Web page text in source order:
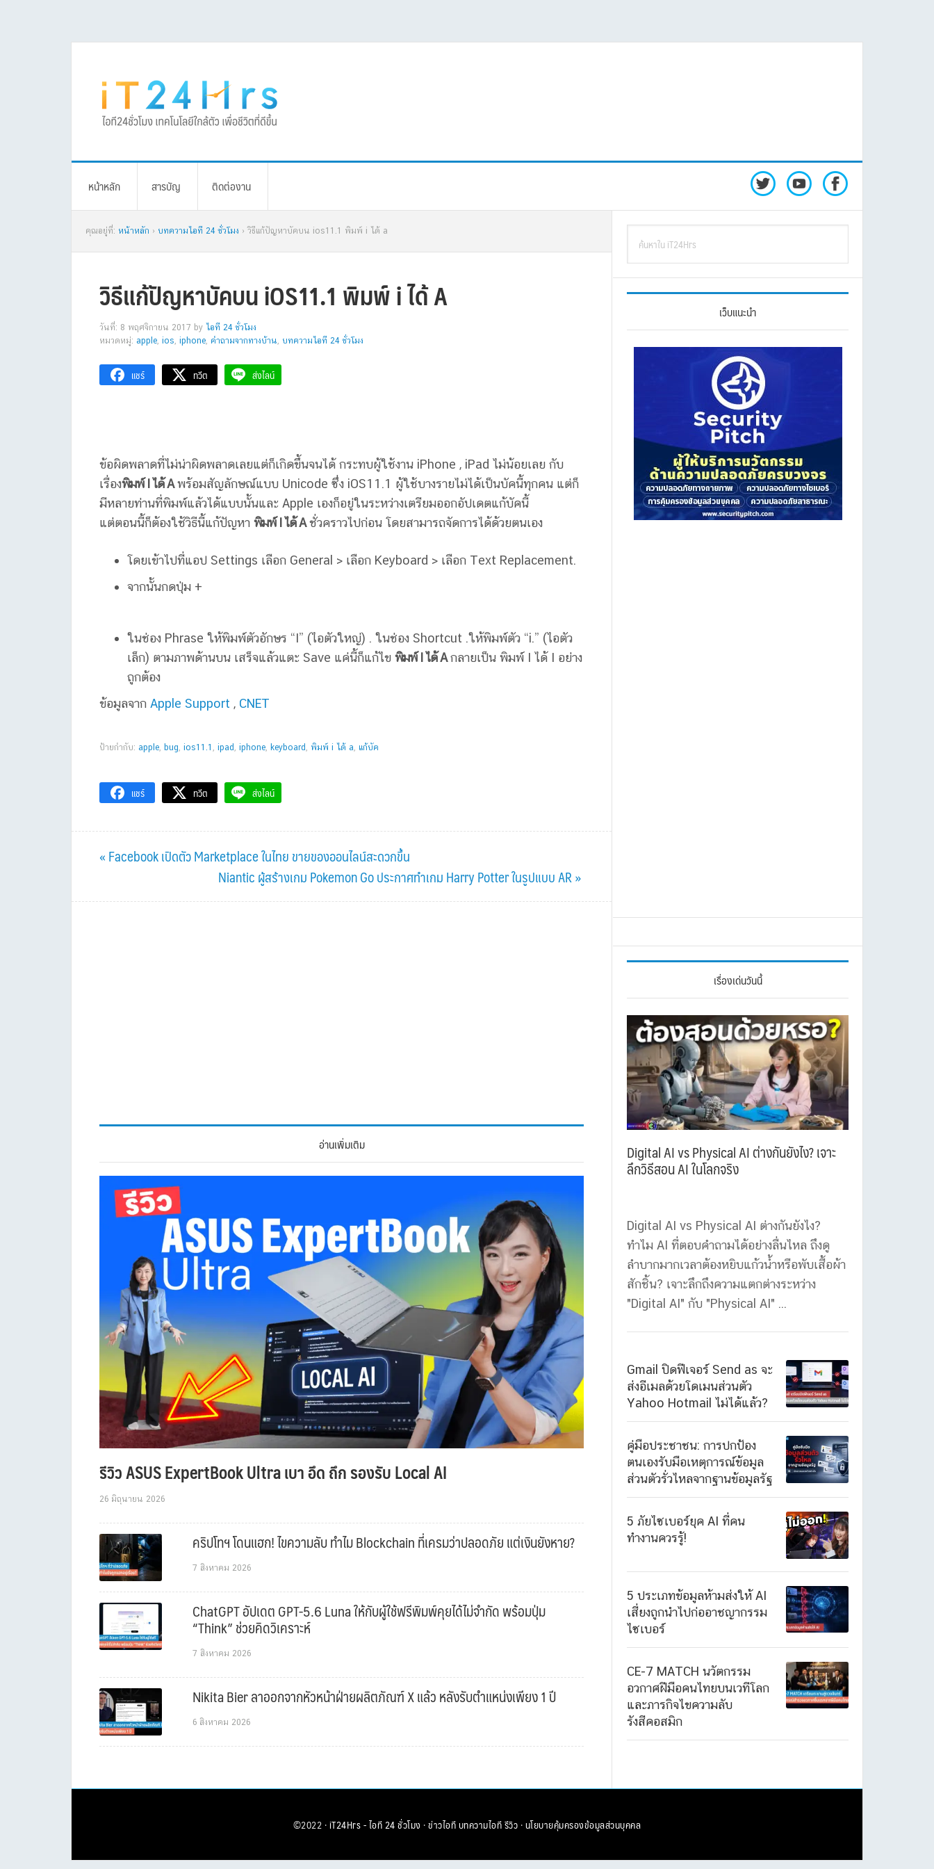
หน้าหลัก สารบัญ ติดต่องาน
คุณอยู่ที่: หน้าหลัก › บทความไอที 24 ชั่วโมง › วิธีแก้ปัญหาบัคบน ios11.1 พิมพ์ i ได้ a
วิธีแก้ปัญหาบัคบน iOS11.1 พิมพ์ i ได้ A
วันที่: 8 พฤศจิกายน 2017 by ไอที 24 ชั่วโมง
หมวดหมู่: apple, ios, iphone, คำถามจากทางบ้าน, บทความไอที 24 ชั่วโมง
แชร์ ทวีต ส่งไลน์
ข้อผิดพลาดที่ไม่น่าผิดพลาดเลยแต่ก็เกิดขึ้นจนได้ กระทบผู้ใช้งาน iPhone , iPad ไม่น้อยเลย กับ
เรื่องพิมพ์ I ได้ Aพร้อมสัญลักษณ์แบบ Unicode ซึ่ง iOS11.1 ผู้ใช้บางรายไม่ได้เป็นบัคนี้ทุกคน แต่ก็
มีหลายท่านที่พิมพ์แล้วได้แบบนั้นและ Apple เองก็อยู่ในระหว่างเตรียมออกอัปเดตแก้บัคนี้
แต่ตอนนี้ก็ต้องใช้วิธีนี้แก้ปัญหา พิมพ์ I ได้ Aชั่วคราวไปก่อน โดยสามารถจัดการได้ด้วยตนเอง
โดยเข้าไปที่แอป Settings เลือก General > เลือก Keyboard > เลือก Text Replacement.
จากนั้นกดปุ่ม +
ในช่อง Phrase ให้พิมพ์ตัวอักษร “I” (ไอตัวใหญ่) . ในช่อง Shortcut .ให้พิมพ์ตัว “i.” (ไอตัว
เล็ก) ตามภาพด้านบน เสร็จแล้วแตะ Save แค่นี้ก็แก้ไข พิมพ์ I ได้ Aกลายเป็น พิมพ์ I ได้ I อย่าง
ถูกต้อง
ข้อมูลจาก Apple Support , CNET
ป้ายกำกับ: apple, bug, ios11.1 , ipad , iphone, keyboard , พิมพ์ i ได้ a, แก้บัค
แชร์ ทวีต ส่งไลน์
Previous
« Facebook เปิดตัว Marketplace ในไทย ขายของออนไลน์สะดวกขึ้น
Next
Post:
Niantic ผู้สร้างเกม Pokemon Go ประกาศทำเกม Harry Potter ในรูปแบบ AR »
อ่านเพิ่มเติม
รีวิว ASUS ExpertBook Ultra เบา อึด ถึก รองรับ Local AI
26 มิถุนายน 2026
คริปโทฯ โดนแฮก! ไขความลับ ทำไม Blockchain ที่เครมว่าปลอดภัย แต่เงินยังหาย?
7 สิงหาคม 2026
ChatGPT อัปเดต GPT-5.6 Luna ให้กับผู้ใช้ฟรีพิมพ์คุยได้ไม่จำกัด พร้อมปุ่ม
“Think” ช่วยคิดวิเคราะห์
7 สิงหาคม 2026
Nikita Bier ลาออกจากหัวหน้าฝ่ายผลิตภัณฑ์ X แล้ว หลังรับตำแหน่งเพียง 1 ปี
6 สิงหาคม 2026
Primary
Sidebar
iT24Hrs
เว็บแนะนำ
เรื่องเด่นวันนี้
Digital AI vs Physical AI ต่างกันยังไง? เจาะ
ลึกวิธีสอน AI ในโลกจริง
Digital AI vs Physical AI ต่างกันยังไง?
ทำไม AI ที่ตอบคำถามได้อย่างลื่นไหล ถึงดู
ลำบากมากเวลาต้องหยิบแก้วน้ำหรือพับเสื้อผ้า
สักชิ้น? เจาะลึกถึงความแตกต่างระหว่าง
"Digital AI" กับ "Physical AI" ...
Gmail ปิดฟีเจอร์ Send as จะ
ส่งอีเมลด้วยโดเมนส่วนตัว
Yahoo Hotmail ไม่ได้แล้ว?
คู่มือประชาชน: การปกป้อง
ตนเองรับมือเหตุการณ์ข้อมูล
ส่วนตัวรั่วไหลจากฐานข้อมูลรัฐ
5 ภัยไซเบอร์ยุค AI ที่คน
ทำงานควรรู้!
5 ประเภทข้อมูลห้ามส่งให้ AI
เสี่ยงถูกนำไปก่ออาชญากรรม
ไซเบอร์
CE-7 MATCH นวัตกรรม
อวกาศฝีมือคนไทยบนเวทีโลก
และภารกิจไขความลับ
รังสีคอสมิก
©2022 ·iT24Hrs - ไอที 24 ชั่วโมง ·ข่าวไอทีบทความไอทีรีวิว ·นโยบายคุ้มครองข้อมูลส่วนบุคคล